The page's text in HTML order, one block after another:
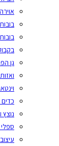
גן
נוצץ